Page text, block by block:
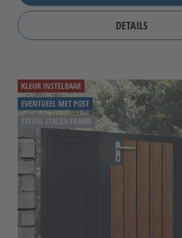
DETAILS
KLEUR INSTELBAAR
EVENTUEEL MET POST
STEVIG STALEN FRAME